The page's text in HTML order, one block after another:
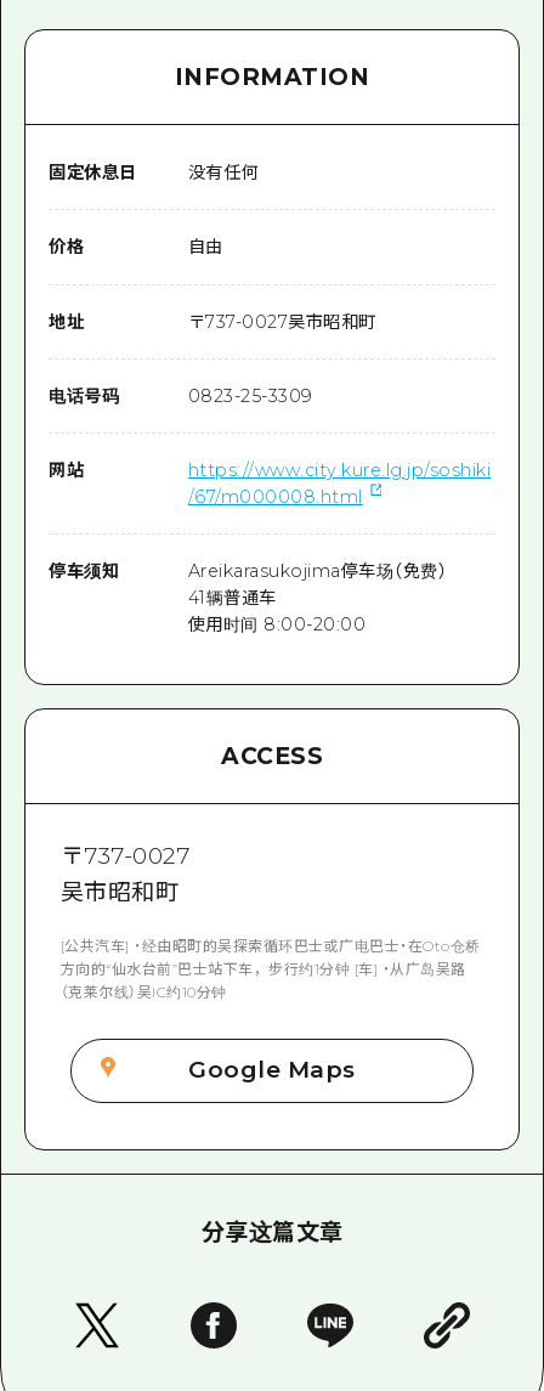
INFORMATION
固定休息日 没有任何
价格 自由
地址 〒737-0027吴市昭和町
电话号码 0823-25-3309
网站
https://www.city.kure.lg.jp/soshiki
/67/m000008.html
停车须知
Areikarasukojima停车场（免费）
41辆普通车
使用时间 8:00-20:00
ACCESS
〒737-0027
吴市昭和町
[公共汽车] ・经由昭町的吴探索循环巴士或广电巴士・在Oto仓桥
方向的“仙水台前”巴士站下车，步行约1分钟 [车] ・从广岛吴路
（克莱尔线）吴IC约10分钟
Google Maps
分享这篇文章